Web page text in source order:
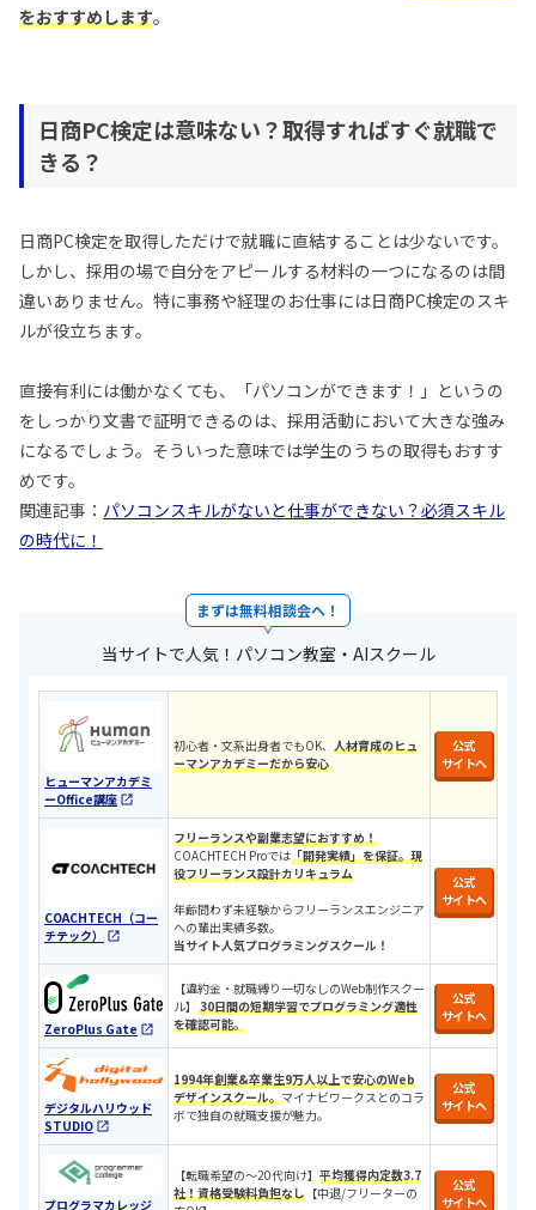
をおすすめします。
日商PC検定は意味ない？取得すればすぐ就職で
きる？
日商PC検定を取得しただけで就職に直結することは少ないです。
しかし、採用の場で自分をアピールする材料の一つになるのは間
違いありません。特に事務や経理のお仕事には日商PC検定のスキ
ルが役立ちます。
直接有利には働かなくても、「パソコンができます！」というの
をしっかり文書で証明できるのは、採用活動において大きな強み
になるでしょう。そういった意味では学生のうちの取得もおすす
めです。
関連記事： パソコンスキルがないと仕事ができない？必須スキル
の時代に！
まずは無料相談会へ！
当サイトで人気！パソコン教室・AIスクール
ヒューマンアカデミ
ーOffice講座
初心者・文系出身者でもOK、 人材育成のヒュ
ーマンアカデミーだから安心
公式
サイトへ
COACHTECH（コー
チテック）
フリーランスや副業志望におすすめ！
COACHTECH Proでは 「開発実績」を保証。現
役フリーランス設計カリキュラム
年齢問わず未経験からフリーランスエンジニア
への輩出実績多数。
当サイト人気プログラミングスクール！
公式
サイトへ
ZeroPlus Gate
【違約金・就職縛り一切なしのWeb制作スクー
ル】 30日間の短期学習でプログラミング適性
を確認可能。
公式
サイトへ
デジタルハリウッド
STUDIO
1994年創業&卒業生9万人以上で安心のWeb
デザインスクール。 マイナビワークスとのコラ
ボで独自の就職支援が魅力。
公式
サイトへ
プログラマカレッジ
​​【転職希望の〜20代向け】 平均獲得内定数3.7
社！資格受験料負担なし 【中退/フリーターの
公式
サイトへ